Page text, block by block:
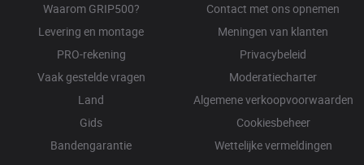
Waarom GRIP500?
Levering en montage
PRO-rekening
Vaak gestelde vragen
Land
Gids
Bandengarantie
Contact met ons opnemen
Meningen van klanten
Privacybeleid
Moderatiecharter
Algemene verkoopvoorwaarden
Cookiesbeheer
Wettelijke vermeldingen